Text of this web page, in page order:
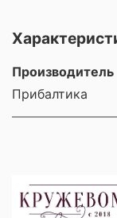
Производитель
Прибалтика